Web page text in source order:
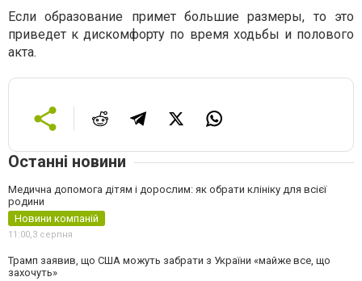
Если образование примет большие размеры, то это
приведет к дискомфорту по время ходьбы и полового
акта.
Останні новини
Медична допомога дітям і дорослим: як обрати клініку для всієї
родини
Новини компаній
11:00,3 серпня
Трамп заявив, що США можуть забрати з України «майже все, що
захочуть»